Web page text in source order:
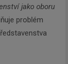
jako oboru
problém